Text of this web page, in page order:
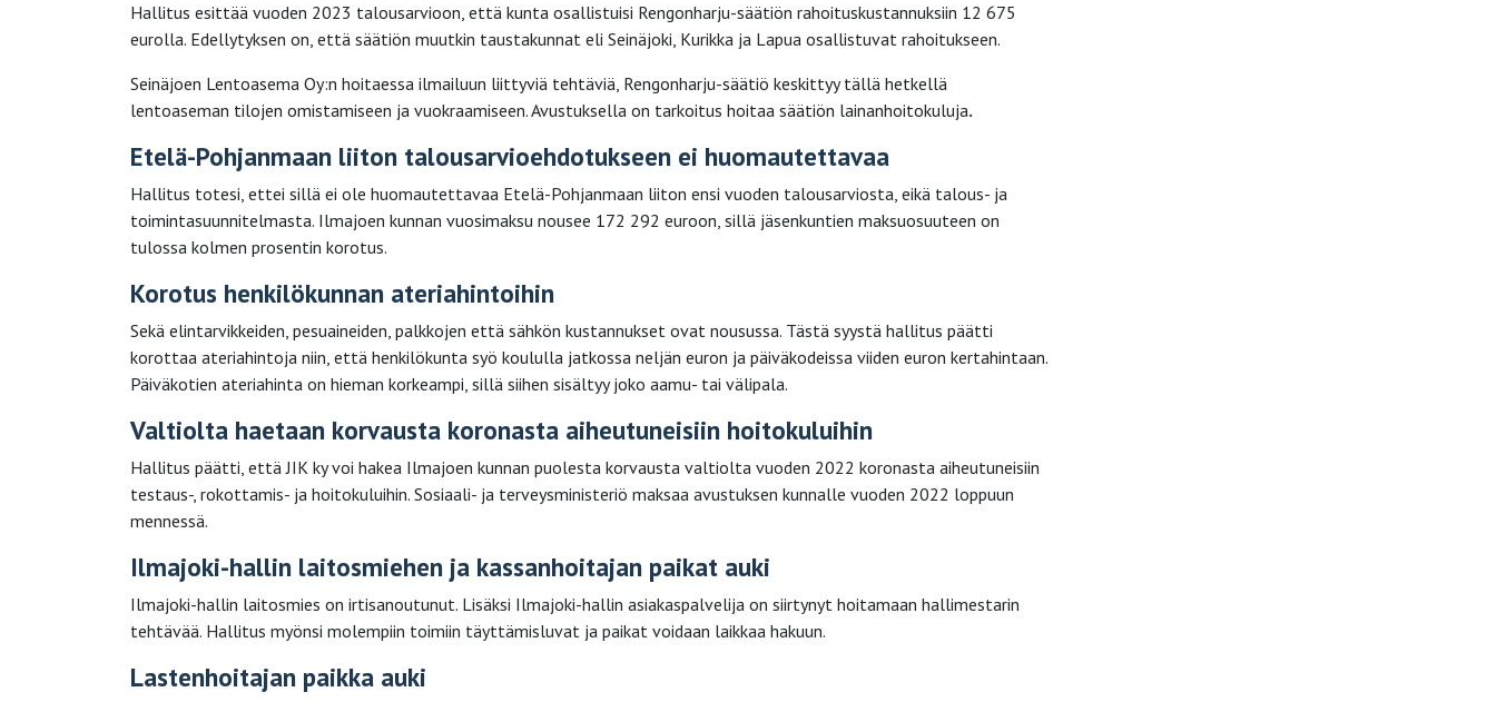
Hallitus esittää vuoden 2023 talousarvioon, että kunta osallistuisi Rengonharju-säätiön rahoituskustannuksiin 12 675
eurolla. Edellytyksen on, että säätiön muutkin taustakunnat eli Seinäjoki, Kurikka ja Lapua osallistuvat rahoitukseen.
Seinäjoen Lentoasema Oy:n hoitaessa ilmailuun liittyviä tehtäviä, Rengonharju-säätiö keskittyy tällä hetkellä
lentoaseman tilojen omistamiseen ja vuokraamiseen. Avustuksella on tarkoitus hoitaa säätiön lainanhoitokuluja.
Etelä-Pohjanmaan liiton talousarvioehdotukseen ei huomautettavaa
Hallitus totesi, ettei sillä ei ole huomautettavaa Etelä-Pohjanmaan liiton ensi vuoden talousarviosta, eikä talous- ja
toimintasuunnitelmasta. Ilmajoen kunnan vuosimaksu nousee 172 292 euroon, sillä jäsenkuntien maksuosuuteen on
tulossa kolmen prosentin korotus.
Korotus henkilökunnan ateriahintoihin
Sekä elintarvikkeiden, pesuaineiden, palkkojen että sähkön kustannukset ovat nousussa. Tästä syystä hallitus päätti
korottaa ateriahintoja niin, että henkilökunta syö koululla jatkossa neljän euron ja päiväkodeissa viiden euron kertahintaan.
Päiväkotien ateriahinta on hieman korkeampi, sillä siihen sisältyy joko aamu- tai välipala.
Valtiolta haetaan korvausta koronasta aiheutuneisiin hoitokuluihin
Hallitus päätti, että JIK ky voi hakea Ilmajoen kunnan puolesta korvausta valtiolta vuoden 2022 koronasta aiheutuneisiin
testaus-, rokottamis- ja hoitokuluihin. Sosiaali- ja terveysministeriö maksaa avustuksen kunnalle vuoden 2022 loppuun
mennessä.
Ilmajoki-hallin laitosmiehen ja kassanhoitajan paikat auki
Ilmajoki-hallin laitosmies on irtisanoutunut. Lisäksi Ilmajoki-hallin asiakaspalvelija on siirtynyt hoitamaan hallimestarin
tehtävää. Hallitus myönsi molempiin toimiin täyttämisluvat ja paikat voidaan laikkaa hakuun.
Lastenhoitajan paikka auki